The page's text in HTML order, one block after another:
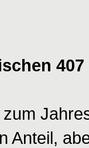
407
Anteil,